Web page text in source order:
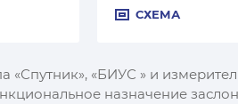
СХЕМА
«Спутник», «БИУС » и
назначение